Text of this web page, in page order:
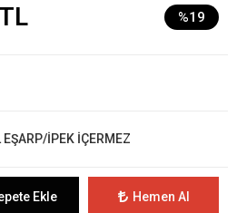
%19
İPEK İÇERMEZ
Ekle Hemen Al